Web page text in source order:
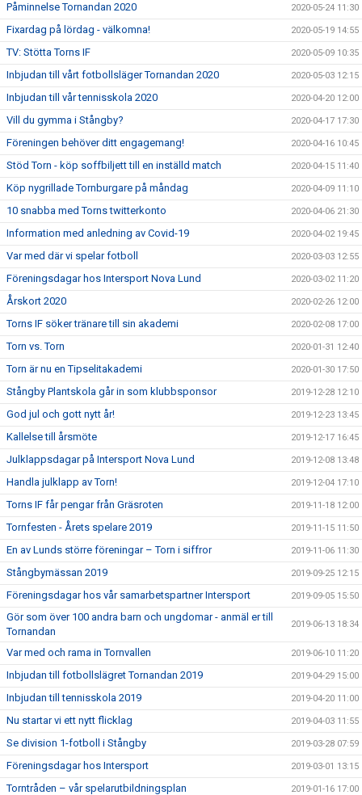
Påminnelse Tornandan 2020 2020-05-24 11:30
Fixardag på lördag - välkomna! 2020-05-19 14:55
TV: Stötta Torns IF 2020-05-09 10:35
Inbjudan till vårt fotbollsläger Tornandan 2020 2020-05-03 12:15
Inbjudan till vår tennisskola 2020 2020-04-20 12:00
Vill du gymma i Stångby? 2020-04-17 17:30
Föreningen behöver ditt engagemang! 2020-04-16 10:45
Stöd Torn - köp soffbiljett till en inställd match 2020-04-15 11:40
Köp nygrillade Tornburgare på måndag 2020-04-09 11:10
10 snabba med Torns twitterkonto 2020-04-06 21:30
Information med anledning av Covid-19 2020-04-02 19:45
Var med där vi spelar fotboll 2020-03-03 12:55
Föreningsdagar hos Intersport Nova Lund 2020-03-02 11:20
Årskort 2020 2020-02-26 12:00
Torns IF söker tränare till sin akademi 2020-02-08 17:00
Torn vs. Torn 2020-01-31 12:40
Torn är nu en Tipselitakademi 2020-01-30 17:50
Stångby Plantskola går in som klubbsponsor 2019-12-28 12:10
God jul och gott nytt år! 2019-12-23 13:45
Kallelse till årsmöte 2019-12-17 16:45
Julklappsdagar på Intersport Nova Lund 2019-12-08 13:48
Handla julklapp av Torn! 2019-12-04 17:10
Torns IF får pengar från Gräsroten 2019-11-18 12:00
Tornfesten - Årets spelare 2019 2019-11-15 11:50
En av Lunds större föreningar – Torn i siffror 2019-11-06 11:30
Stångbymässan 2019 2019-09-25 12:15
Föreningsdagar hos vår samarbetspartner Intersport 2019-09-05 15:50
Gör som över 100 andra barn och ungdomar - anmäl er till
Tornandan
2019-06-13 18:34
Var med och rama in Tornvallen 2019-06-10 11:20
Inbjudan till fotbollslägret Tornandan 2019 2019-04-29 15:00
Inbjudan till tennisskola 2019 2019-04-20 11:00
Nu startar vi ett nytt flicklag 2019-04-03 11:55
Se division 1-fotboll i Stångby 2019-03-28 07:59
Föreningsdagar hos Intersport 2019-03-01 13:15
Torntråden – vår spelarutbildningsplan 2019-01-16 17:00